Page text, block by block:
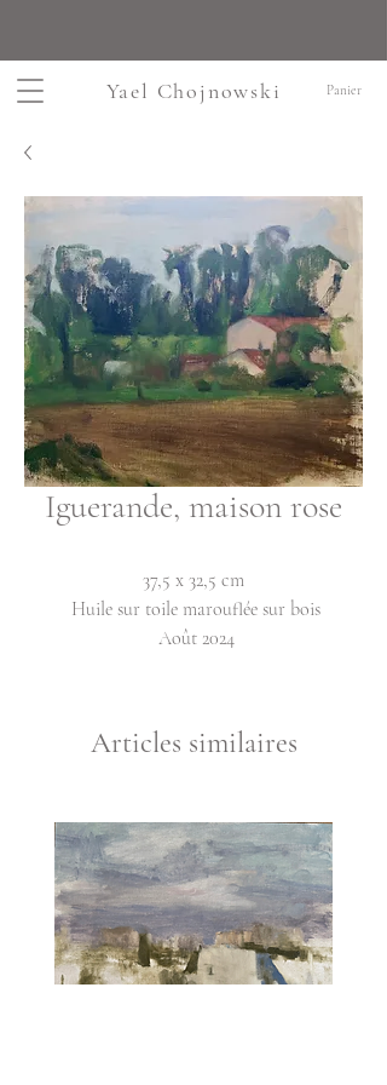
Yael Chojnowski Panier
Iguerande, maison rose
37,5 x 32,5 cm
Huile sur toile marouflée sur bois
Août 2024
Articles similaires